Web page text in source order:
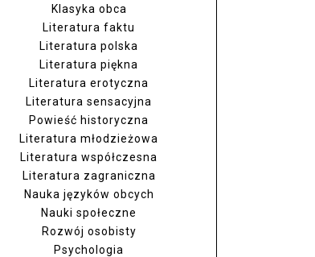
Klasyka obca
Literatura faktu
Literatura polska
Literatura piękna
Literatura erotyczna
Literatura sensacyjna
Powieść historyczna
Literatura młodzieżowa
Literatura współczesna
Literatura zagraniczna
Nauka języków obcych
Nauki społeczne
Rozwój osobisty
Psychologia